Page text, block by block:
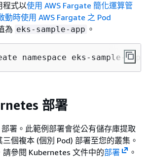
程式以使用 AWS Fargate 簡化運算管
動時使用 AWS Fargate 之 Pod
為 eks-sample-app 。
namespace eks-sample-app
部署
署。此範例部署會從公有儲存庫提取
個複本 (個別 Pod) 部署至您的叢集。
請參閱 Kubernetes 文件中的部署
。